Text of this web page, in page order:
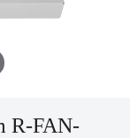
R-FAN-